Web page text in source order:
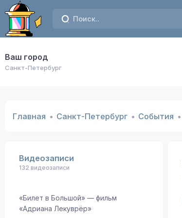
Ваш город
Санкт-Петербург
Главная Санкт-Петербург События
Видеозаписи
132 видеозаписи
«Билет в Большой» — фильм
«Адриана Лекуврёр»